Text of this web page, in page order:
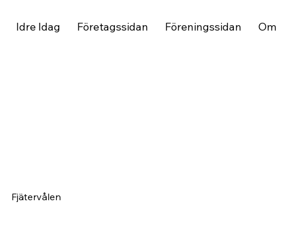
Idre Idag Företagssidan Föreningssidan Om
Fjätervålen